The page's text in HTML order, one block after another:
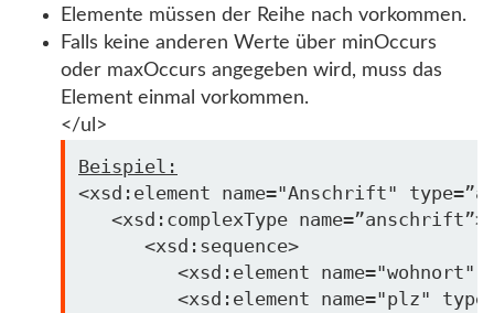
Elemente müssen der Reihe nach vorkommen.
Falls keine anderen Werte über minOccurs
oder maxOccurs angegeben wird, muss das
Element einmal vorkommen.
</ul>
Beispiel:
<xsd:element name="Anschrift"
   <xsd:complexType name=”anschrift”>
      <xsd:sequence>
         <xsd:element name=
"wohnort"
         <xsd:element name=
"plz"